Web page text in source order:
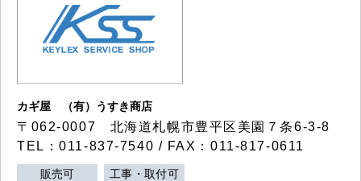
カギ屋 （有）うすき商店
〒062-0007 北海道札幌市豊平区美園７条6-3-8
TEL：011-837-7540 / FAX：011-817-0611
販売可 工事・取付可